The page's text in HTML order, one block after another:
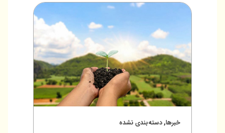
خبرها,دسته‌بندی نشده